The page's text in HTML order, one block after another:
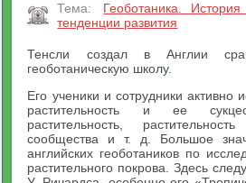
Тема:
Геоботаника.
тенденции развития
Тенсли создал в Англии
геоботаническую школу.
Его ученики и сотрудники активно
растительность и ее
растительность,
сообщества и т. д. Большое
английских геоботаников по
растительного покрова. Здесь